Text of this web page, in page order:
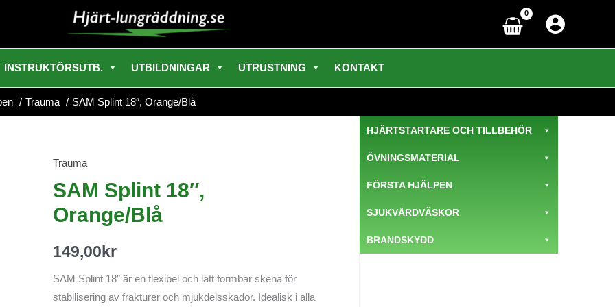
INSTRUKTÖRSUTB. UTBILDNINGAR UTRUSTNING KONTAKT
Trauma SAM Splint 18″, Orange/Blå
Trauma
SAM Splint 18″,
Orange/Blå
149,00 kr
SAM Splint 18″ är en flexibel och lätt formbar skena för
stabilisering av frakturer och mjukdelsskador. Idealisk i alla
SAM
Splint
Orange/Blå
HJÄRTSTARTARE OCH TILLBEHÖR
ÖVNINGSMATERIAL
FÖRSTA HJÄLPEN
SJUKVÅRDVÄSKOR
BRANDSKYDD